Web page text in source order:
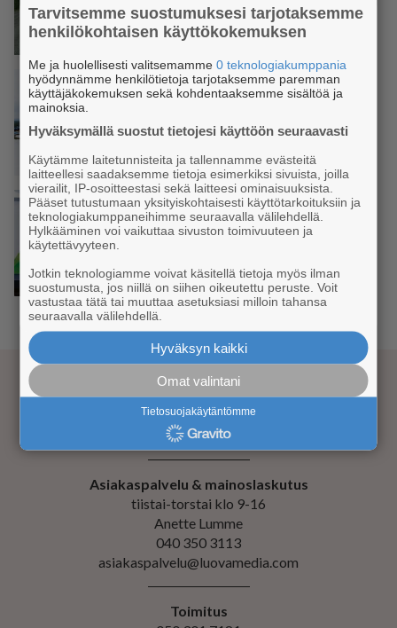
LIIKENNEYHTEYDET
Lapin teille 302 kilometriä uutta
päällystettä
MATKAILU
Än, yy, tee, nyt – Levin laskettelu
ja hiihtokausi käynnistyi!
LIIKENNEYHTEYDET
Junavuorot myyntiin alkukesään
pääsiäisen matkat nyt
varattavissa
Kustantaja Luova Media Oy
Evästeiden hallinta
Asiakaspalvelu & mainoslaskutus
tiistai-torstai klo 9-16
Anette Lumme
040 350 3113
asiakaspalvelu@luovamedia.com
Toimitus
Tarvitsemme suostumuksesi tarjotaksemme
henkilökohtaisen käyttökokemuksen
Me ja huolellisesti valitsemamme0 teknologiakumppania
hyödynnämme henkilötietoja tarjotaksemme paremman
käyttäjäkokemuksen sekä kohdentaaksemme sisältöä ja
mainoksia.
Hyväksymällä suostut tietojesi käyttöön seuraavasti
Käytämme laitetunnisteita ja tallennamme evästeitä
laitteellesi saadaksemme tietoja esimerkiksi sivuista, joilla
vierailit, IP-osoitteestasi sekä laitteesi ominaisuuksista.
Pääset tutustumaan yksityiskohtaisesti käyttötarkoituksiin ja
teknologiakumppaneihimme seuraavalla välilehdellä.
Hylkääminen voi vaikuttaa sivuston toimivuuteen ja
käytettävyyteen.
Jotkin teknologiamme voivat käsitellä tietoja myös ilman
suostumusta, jos niillä on siihen oikeutettu peruste. Voit
vastustaa tätä tai muuttaa asetuksiasi milloin tahansa
seuraavalla välilehdellä.
Hyväksyn kaikki
Omat valintani
Tietosuojakäytäntömme